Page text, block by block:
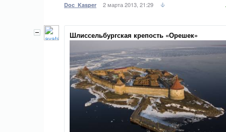
Doc_Kasper 2 марта 2013, 21:29
Шлиссельбургская крепость «Орешек»